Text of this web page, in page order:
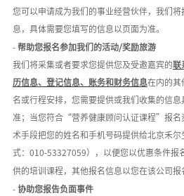
您可以申请成为我们的事业经营伙伴，我们
息，具体需要您填写的信息以页面为准。
- 帮助您报名参加我们的活动/奖励旅游
我们将采集或者要求您提供您及受邀嘉宾的联
历信息、登记信息、账务和财务信息在内的其
名或行程安排，您需要提供或我们收集的信
准；当您符合“营养健康顾问认证课程”报名
术手段把您的姓名和手机号码提供给北京禾
式：010-53327059），以便您以优惠条件报
供的培训课程，其他报名信息以您在该公司报
- 协助您报告负面事件